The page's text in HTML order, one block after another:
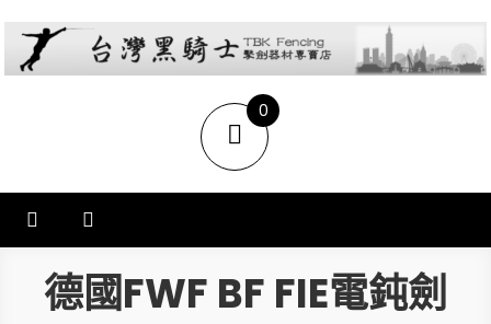
提供專業FENCING擊劍器材,擊劍器材報價,西洋劍設備,軍刀,鈍劍,銳劍,花
劍,佩劍,重劍,佩件,面罩,劍擊袋,劍擊車,周邊商品販售和售後服務.
0
items
德國FWF BF FIE電鈍劍